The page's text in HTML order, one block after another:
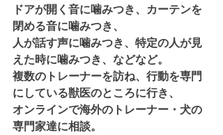
ドアが開く音に噛みつき、カーテンを
閉める音に噛みつき、
人が話す声に噛みつき、特定の人が見
えた時に噛みつき、などなど。
複数のトレーナーを訪ね、行動を専門
にしている獣医のところに行き、
オンラインで海外のトレーナー・犬の
専門家達に相談。